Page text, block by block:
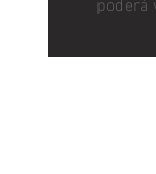
poderá